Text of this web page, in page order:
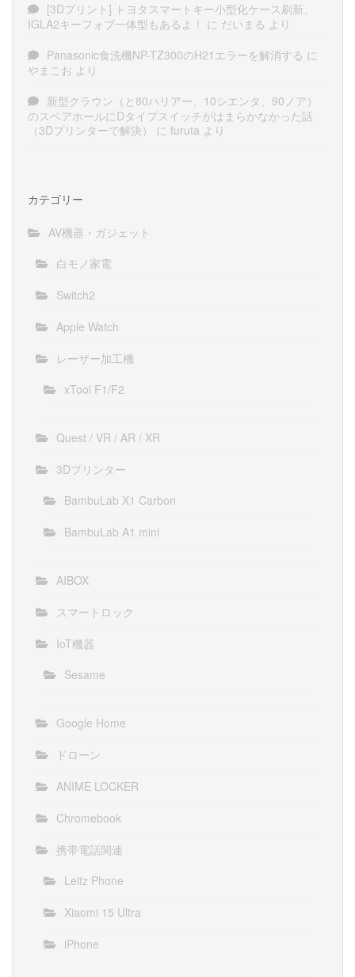
[3Dプリント] トヨタスマートキー小型化ケース刷新、
IGLA2キーフォブ一体型もあるよ！ に だいまる より
Panasonic食洗機NP-TZ300のH21エラーを解消する に
やまこお より
新型クラウン（と80ハリアー、10シエンタ、90ノア）
のスペアホールにDタイプスイッチがはまらかなかった話
（3Dプリンターで解決）
に furuta より
カテゴリー
AV機器・ガジェット
白モノ家電
Switch2
Apple Watch
レーザー加工機
xTool F1/F2
Quest / VR / AR / XR
3Dプリンター
BambuLab X1 Carbon
BambuLab A1 mini
AIBOX
スマートロック
IoT機器
Sesame
Google Home
ドローン
ANIME LOCKER
Chromebook
携帯電話関連
Leitz Phone
Xiaomi 15 Ultra
iPhone